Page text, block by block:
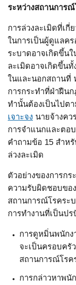
ระหว่างสถานการ
การล่วงละเมิดที่เ
ในการเป็นผู้ดูแลค
ระบาดอาจเกิดขึ้น
ละเมิดอาจเกิดขึ้น
ในและนอกสถานที่
การกระทำที่ฝ่าฝืน
ทำนั้นต้องเป็นไปต
เจาะจง นายจ้างคว
การจำแนกและตอ
คำถามข้อ 15 สำห
ล่วงละเมิด
ตัวอย่างของการกร
ความรับผิดชอบขอ
สถานการณ์โรคระ
การทำงานที่เป็นป
การดูหมิ่นพนักง
จะเป็นครอบครั
สถานการณ์โรค
การกล่าวหาพนั